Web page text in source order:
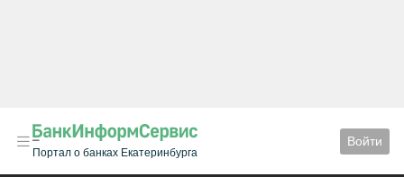
Портал о банках Екатеринбурга
Войти